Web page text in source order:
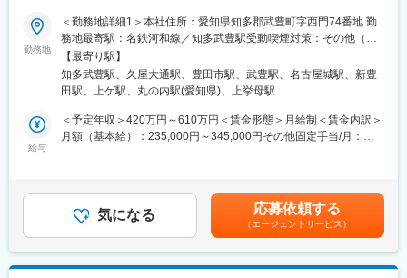
変更の範囲：会社の定める業務
います～
■担当業務：建築・土木工事における施工管理業務全般を担当。
建築・工事計画などの立案、積算など現地確認も実施しながら工
事計画を立案していきます。
※安全管理（作業所内安全、衛生環境管理）・工程管理（工程、工
期の設定・管理）・品質管理（発注者要求水準の確認管理）・原
価管理（出来高管理、予算管理）
作業所内の安全や衛生環境を管理し、工程や工期の設定・管理、
発注者要求水準の確認管理、出来高管理や予算管理を担当しま
す。これらの業務を通じて、プロジェクトを計画的に進めていき
勤務地
＜勤務地詳細1＞本社住所：愛知県知多郡武豊町字西門74番地 勤
務地最寄駅：名鉄河和線／知多武豊駅受動喫煙対策：その他（喫
煙可能場所あり）＜勤務地詳細2＞名古屋支店住所：愛知県名古屋
市中区丸の内三丁目9番26号 勤務地最寄駅：地下鉄線／久屋大通
駅受動喫煙対策：屋内全面禁煙＜勤務地詳細3＞豊田支店住所：愛
動喫煙対策：屋内全面禁煙変更の範囲：会社の定める事業所
【最寄り駅】
知多武豊駅、久屋大通駅、豊田市駅、武豊駅、名古屋城駅、新豊
田駅、上ゲ駅、丸の内駅(愛知県)、上挙母駅
給与
＜予定年収＞420万円～610万円＜賃金形態＞月給制＜賃金内訳＞
月額（基本給）：235,000円～345,000円その他固定手当/月：
あくまでも目安の金額であり、選考を通じて上下する可能性があ
ります。月給(月額)は固定手当を含めた表記です。
気になる 応募依頼する
（エージェントサービス）